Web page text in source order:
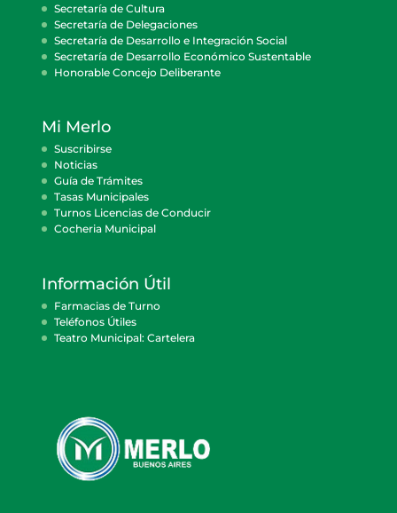
Secretaría de Cultura
Secretaría de Delegaciones
Secretaría de Desarrollo e Integración Social
Secretaría de Desarrollo Económico Sustentable
Honorable Concejo Deliberante
Mi Merlo
Suscribirse
Noticias
Guía de Trámites
Tasas Municipales
Turnos Licencias de Conducir
Cocheria Municipal
Información Útil
Farmacias de Turno
Teléfonos Útiles
Teatro Municipal: Cartelera